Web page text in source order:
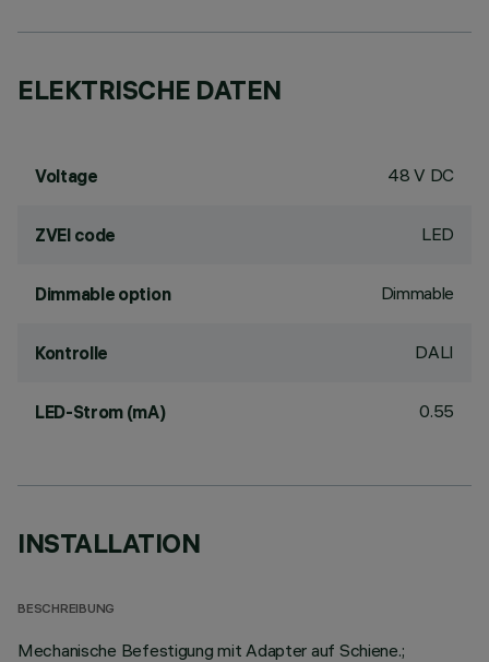
ELEKTRISCHE DATEN
Voltage 48 V DC
ZVEI code LED
Dimmable option Dimmable
Kontrolle DALI
LED-Strom (mA) 0.55
INSTALLATION
BESCHREIBUNG
Mechanische Befestigung mit Adapter auf Schiene.;